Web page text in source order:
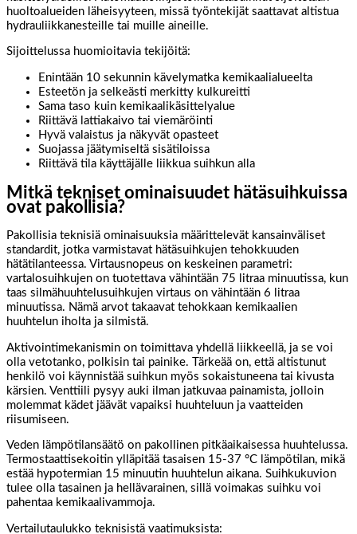
huoltoalueiden läheisyyteen, missä työntekijät saattavat altistua
hydrauliikkanesteille tai muille aineille.
Sijoittelussa huomioitavia tekijöitä:
Enintään 10 sekunnin kävelymatka kemikaalialueelta
Esteetön ja selkeästi merkitty kulkureitti
Sama taso kuin kemikaalikäsittelyalue
Riittävä lattiakaivo tai viemäröinti
Hyvä valaistus ja näkyvät opasteet
Suojassa jäätymiseltä sisätiloissa
Riittävä tila käyttäjälle liikkua suihkun alla
Mitkä tekniset ominaisuudet hätäsuihkuissa
ovat pakollisia?
Pakollisia teknisiä ominaisuuksia määrittelevät kansainväliset
standardit, jotka varmistavat hätäsuihkujen tehokkuuden
hätätilanteessa. Virtausnopeus on keskeinen parametri:
vartalosuihkujen on tuotettava vähintään 75 litraa minuutissa, kun
taas silmähuuhtelusuihkujen virtaus on vähintään 6 litraa
minuutissa. Nämä arvot takaavat tehokkaan kemikaalien
huuhtelun iholta ja silmistä.
Aktivointimekanismin on toimittava yhdellä liikkeellä, ja se voi
olla vetotanko, polkisin tai painike. Tärkeää on, että altistunut
henkilö voi käynnistää suihkun myös sokaistuneena tai kivusta
kärsien. Venttiili pysyy auki ilman jatkuvaa painamista, jolloin
molemmat kädet jäävät vapaiksi huuhteluun ja vaatteiden
riisumiseen.
Veden lämpötilansäätö on pakollinen pitkäaikaisessa huuhtelussa.
Termostaattisekoitin ylläpitää tasaisen 15-37 °C lämpötilan, mikä
estää hypotermian 15 minuutin huuhtelun aikana. Suihkukuvion
tulee olla tasainen ja hellävarainen, sillä voimakas suihku voi
pahentaa kemikaalivammoja.
Vertailutaulukko teknisistä vaatimuksista: